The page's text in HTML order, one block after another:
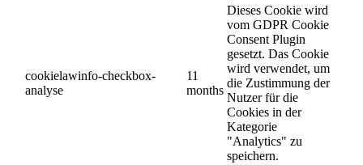
cookielawinfo-checkbox-
analyse
11
months
Dieses Cookie wird
vom GDPR Cookie
Consent Plugin
gesetzt. Das Cookie
wird verwendet, um
die Zustimmung der
Nutzer für die
Cookies in der
Kategorie
"Analytics" zu
speichern.